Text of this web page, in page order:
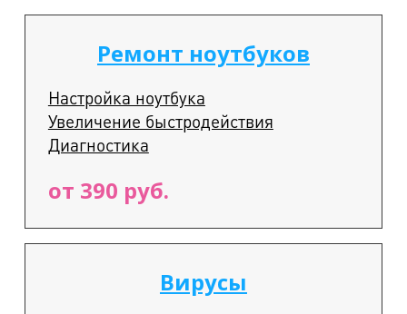
Ремонт ноутбуков
Настройка ноутбука
Увеличение быстродействия
Диагностика
от 390 руб.
Вирусы